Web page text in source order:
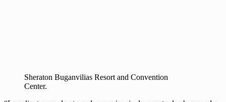
Sheraton Buganvilias Resort and Convention
Center.